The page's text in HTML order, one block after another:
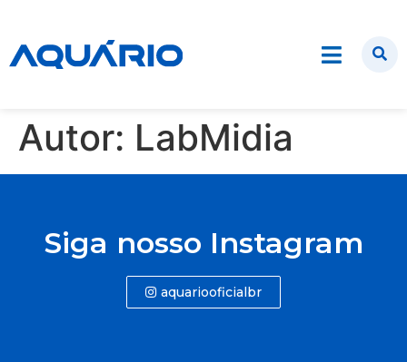
Autor: LabMidia
Siga nosso Instagram
aquariooficialbr